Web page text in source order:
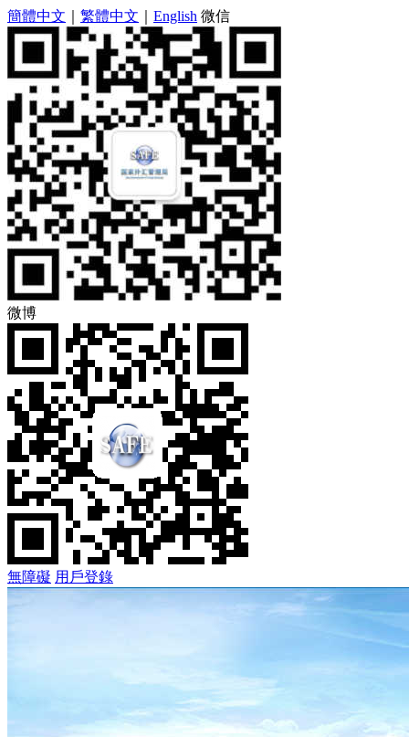
簡體中文 繁體中文 English 微信
微博
無障礙 用戶登錄